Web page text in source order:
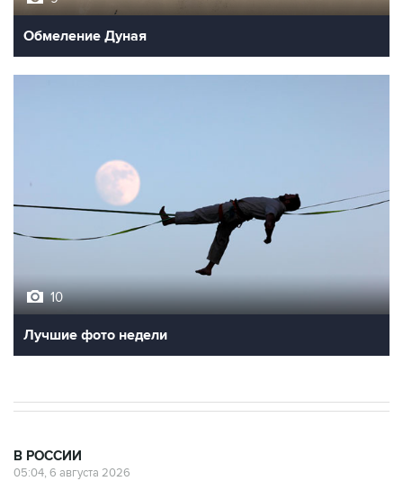
Обмеление Дуная
10
Лучшие фото недели
В РОССИИ
05:04, 6 августа 2026